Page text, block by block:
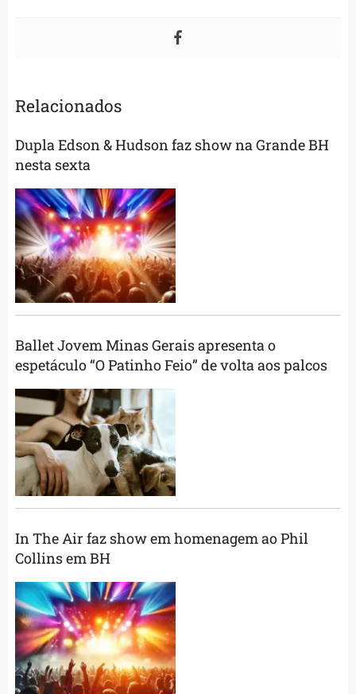
Relacionados
Dupla Edson & Hudson faz show na Grande BH
nesta sexta
Ballet Jovem Minas Gerais apresenta o
espetáculo “O Patinho Feio” de volta aos palcos
In The Air faz show em homenagem ao Phil
Collins em BH